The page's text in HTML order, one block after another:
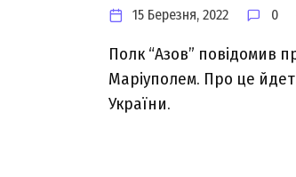
15 Березня, 2022 0
Полк “Азов” повідомив
Маріуполем. Про це
України.